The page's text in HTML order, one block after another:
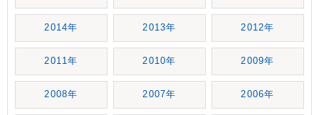
2014年 2013年 2012年
2011年 2010年 2009年
2008年 2007年 2006年